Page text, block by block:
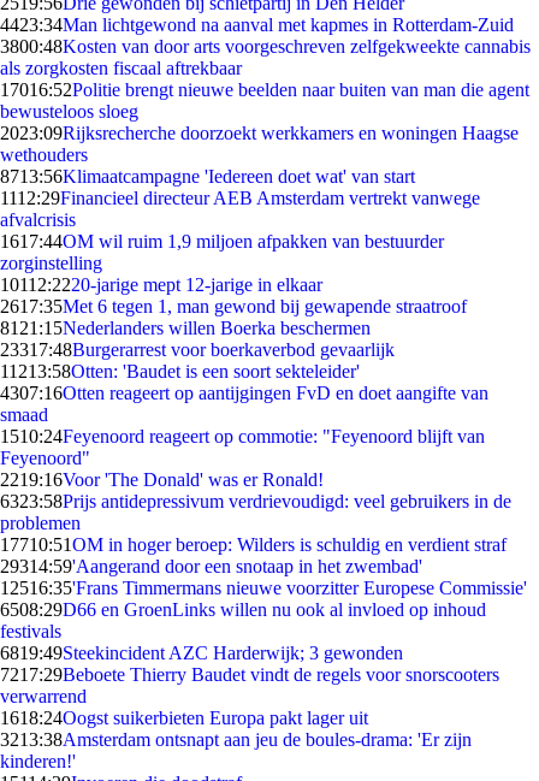
4423:34Man lichtgewond na aanval met kapmes in Rotterdam-Zuid
3800:48Kosten van door arts voorgeschreven zelfgekweekte cannabis
als zorgkosten fiscaal aftrekbaar
17016:52Politie brengt nieuwe beelden naar buiten van man die agent
bewusteloos sloeg
2023:09Rijksrecherche doorzoekt werkkamers en woningen Haagse
wethouders
8713:56Klimaatcampagne 'Iedereen doet wat' van start
1112:29Financieel directeur AEB Amsterdam vertrekt vanwege
afvalcrisis
1617:44OM wil ruim 1,9 miljoen afpakken van bestuurder
zorginstelling
10112:2220-jarige mept 12-jarige in elkaar
2617:35Met 6 tegen 1, man gewond bij gewapende straatroof
81 21:15Nederlanders willen Boerka beschermen
23317:48Burgerarrest voor boerkaverbod gevaarlijk
11213:58Otten: 'Baudet is een soort sekteleider'
4307:16Otten reageert op aantijgingen FvD en doet aangifte van
smaad
1510:24Feyenoord reageert op commotie: "Feyenoord blijft van
Feyenoord"
2219:16Voor 'The Donald' was er Ronald!
6323:58Prijs antidepressivum verdrievoudigd: veel gebruikers in de
problemen
17710:51OM in hoger beroep: Wilders is schuldig en verdient straf
29314:59'Aangerand door een snotaap in het zwembad'
12516:35'Frans Timmermans nieuwe voorzitter Europese Commissie'
6508:29D66 en GroenLinks willen nu ook al invloed op inhoud
festivals
6819:49Steekincident AZC Harderwijk; 3 gewonden
7217:29Beboete Thierry Baudet vindt de regels voor snorscooters
verwarrend
1618:24Oogst suikerbieten Europa pakt lager uit
3213:38Amsterdam ontsnapt aan jeu de boules-drama: 'Er zijn
kinderen!'